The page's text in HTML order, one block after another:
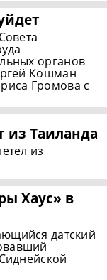
органов
Кошман
Громова с
из Таиланда
из
Хаус» в
датский